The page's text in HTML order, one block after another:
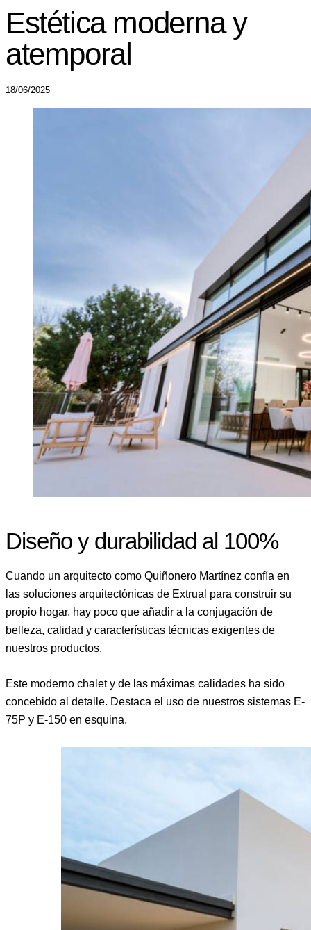
Estética moderna y
atemporal
18/06/2025
Diseño y durabilidad al 100%
Cuando un arquitecto como Quiñonero Martínez confía en
las soluciones arquitectónicas de Extrual para construir su
propio hogar, hay poco que añadir a la conjugación de
belleza, calidad y características técnicas exigentes de
nuestros productos.
Este moderno chalet y de las máximas calidades ha sido
concebido al detalle. Destaca el uso de nuestros sistemas E-
75P y E-150 en esquina.